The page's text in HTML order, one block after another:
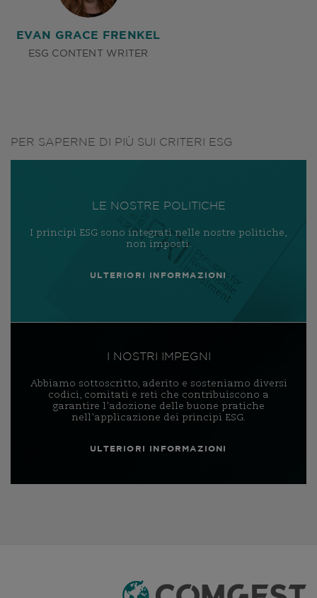
EVAN GRACE FRENKEL
ESG CONTENT WRITER
PER SAPERNE DI PIÙ SUI CRITERI ESG
LE NOSTRE POLITICHE
I principi ESG sono integrati nelle nostre politiche,
non imposti.
ULTERIORI INFORMAZIONI
I NOSTRI IMPEGNI
Abbiamo sottoscritto, aderito e sosteniamo diversi
codici, comitati e reti che contribuiscono a
garantire l’adozione delle buone pratiche
nell’applicazione dei principi ESG.
ULTERIORI INFORMAZIONI